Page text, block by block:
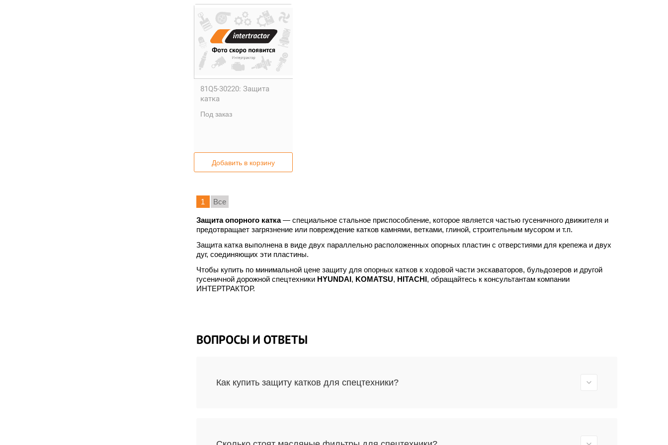
81Q5-30220: Защита
катка
Под заказ
Добавить в корзину
1 Все
Защита опорного катка— специальное стальное приспособление, которое является частью гусеничного движителя и
предотвращает загрязнение или повреждение катков камнями, ветками, глиной, строительным мусором и т.п.
Защита катка выполнена в виде двух параллельно расположенных опорных пластин с отверстиями для крепежа и двух
дуг, соединяющих эти пластины.
Чтобы купить по минимальной цене защиту для опорных катков к ходовой части экскаваторов, бульдозеров и другой
гусеничной дорожной спецтехники HYUNDAI, KOMATSU, HITACHI, обращайтесь к консультантам компании
ИНТЕРТРАКТОР.
ВОПРОСЫ И ОТВЕТЫ
Как купить защиту катков для спецтехники?